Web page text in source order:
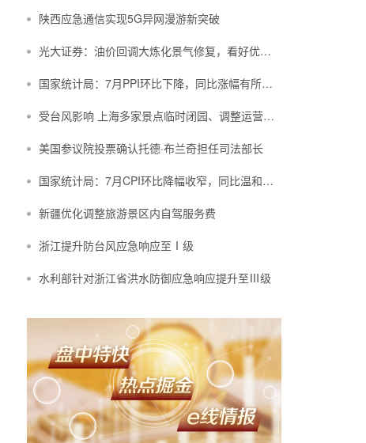
陕西应急通信实现5G异网漫游新突破
光大证券：油价回调大炼化景气修复，看好优质炼化资产价值重估
国家统计局：7月PPI环比下降，同比涨幅有所回落
受台风影响 上海多家景点临时闭园、调整运营时间
美国参议院投票确认托德·布兰奇担任司法部长
国家统计局：7月CPI环比降幅收窄，同比温和上涨
新疆优化调整旅游景区内自驾服务费
浙江提升防台风应急响应至Ⅰ级
水利部针对浙江省洪水防御应急响应提升至Ⅲ级